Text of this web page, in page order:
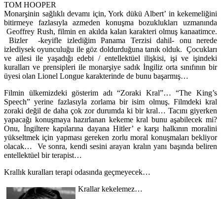
TOM HOOPER
Monarşinin sağlıklı devamı için, York dükü Albert’ in kekemeliğini
bitirmeye fazlasıyla azmeden konuşma bozuklukları uzmanında
Geoffrey Rush, filmin en akılda kalan karakteri olmuş kanaatimce.
Bizler -keyifle izlediğim Panama Terzisi dahil- onu nerede
izlediysek oyunculuğu ile göz doldurduğuna tanık olduk. Çocukları
ve ailesi ile yaşadığı edebi / entellektüel ilişkisi, işi ve işindeki
kuralları ve prensipleri ile monarşiye sadık İngiliz orta sınıfının bir
üyesi olan Lionel Longue karakterinde de bunu başarmış…
Filmin ülkemizdeki gösterim adı “Zoraki Kral”… “The King’s
Speech” yerine fazlasıyla zorlama bir isim olmuş. Filmdeki kral
zoraki değil de daha çok zor durumda ki bir kral… Tacını giyerken
yapacağı konuşmaya hazırlanan kekeme kral bunu aşabilecek mi?
Onu, İngiltere kapılarına dayana Hitler’ e karşı halkının moralini
yükseltmek için yapması gereken zorlu moral konuşmaları bekliyor
olacak… Ve sonra, kendi sesini arayan kralın yanı başında beliren
entellektüel bir terapist…
Krallık kuralları terapi odasında geçmeyecek…
Krallar kekelemez…